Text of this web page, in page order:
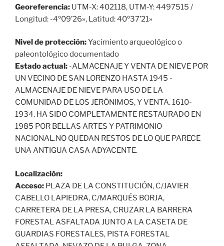
Georeferencia: UTM-X: 402118, UTM-Y: 4497515 /
Longitud: -4º09’26», Latitud: 40º37’21»
Nivel de protección:Yacimiento arqueológico o
paleontológico documentado
Estado actual: -ALMACENAJE Y VENTA DE NIEVE POR
UN VECINO DE SAN LORENZO HASTA 1945 -
ALMACENAJE DE NIEVE PARA USO DE LA
COMUNIDAD DE LOS JERÓNIMOS, Y VENTA. 1610-
1934. HA SIDO COMPLETAMENTE RESTAURADO EN
1985 POR BELLAS ARTES Y PATRIMONIO
NACIONAL.NO QUEDAN RESTOS DE LO QUE PARECE
UNA ANTIGUA CASA ADYACENTE.
Localización:
Acceso: PLAZA DE LA CONSTITUCIÓN, C/JAVIER
CABELLO LAPIEDRA, C/MARQUÉS BORJA,
CARRETERA DE LA PRESA, CRUZAR LA BARRERA
FORESTAL ASFALTADA JUNTO A LA CASETA DE
GUARDIAS FORESTALES, PISTA FORESTAL